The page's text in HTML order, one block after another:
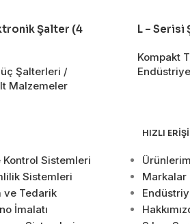
Şalter (4
Şalterleri /
Malzemeler
L –
Kompakt
Sistemleri
Sistemleri
ve Tedarik
İmalatı
HIZLI
Markalar